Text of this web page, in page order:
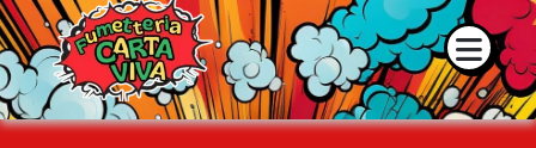
e la disponibilità dei prodotti contattaci su WhatsApp o